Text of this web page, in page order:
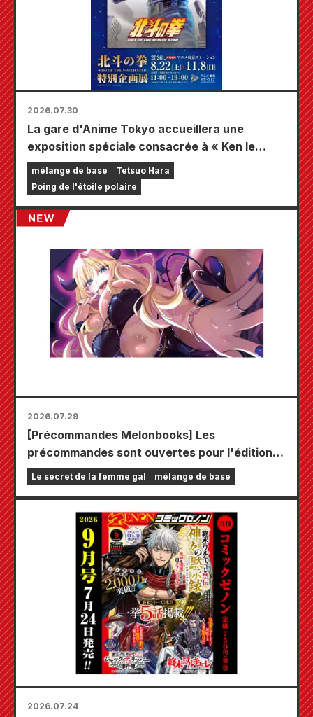
2026.07.30
La gare d'Anime Tokyo accueillera une
exposition spéciale consacrée à « Ken le
Survivant » !!
mélange de base
Tetsuo Hara
Poing de l'étoile polaire
2026.07.29
[Précommandes Melonbooks] Les
précommandes sont ouvertes pour l'édition
limitée comprenant un tapis de jeu spécial
orné d'une magnifique illustration de Fuyuki
Secret of the Gal Bride » sortira le 20
Le secret de la femme gal mélange de base
2026.07.24